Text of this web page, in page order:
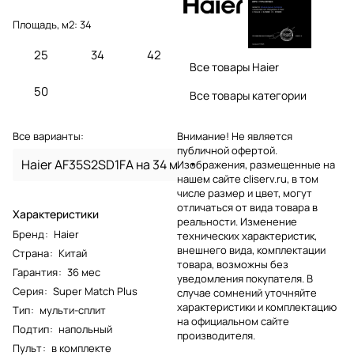
Площадь, м2: 34
25 34 42
50
Все варианты:
Haier AF35S2SD1FA на 34 м
Характеристики
Бренд: Haier
Страна: Китай
Гарантия: 36 мес
Серия: Super Match Plus
Тип: мульти-сплит
Подтип: напольный
Пульт: в комплекте
Все товары Haier
Все товары категории
Внимание! Не является
публичной офертой.
Изображения, размещенные на
нашем сайте cliserv.ru, в том
числе размер и цвет, могут
отличаться от вида товара в
реальности. Изменение
технических характеристик,
внешнего вида, комплектации
товара, возможны без
уведомления покупателя. В
случае сомнений уточняйте
характеристики и комплектацию
на официальном сайте
производителя.